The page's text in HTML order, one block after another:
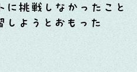
に挑戦しなかったこと
しようとおもった